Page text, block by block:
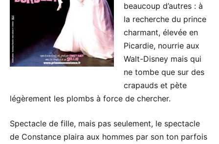
beaucoup d’autres : à
la recherche du prince
charmant, élevée en
Picardie, nourrie aux
Walt-Disney mais qui
ne tombe que sur des
crapauds et pète
légèrement les plombs à force de chercher.
Spectacle de fille, mais pas seulement, le spectacle
de Constance plaira aux hommes par son ton parfois